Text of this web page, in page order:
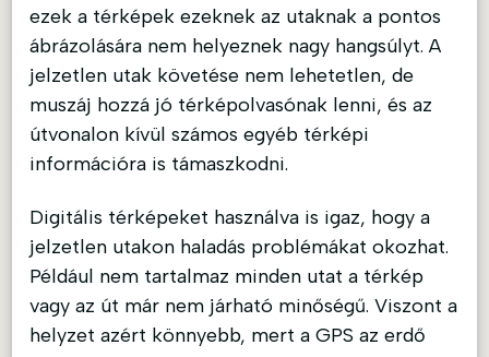
ezek a térképek ezeknek az utaknak a pontos
ábrázolására nem helyeznek nagy hangsúlyt. A
jelzetlen utak követése nem lehetetlen, de
muszáj hozzá jó térképolvasónak lenni, és az
útvonalon kívül számos egyéb térképi
információra is támaszkodni.
Digitális térképeket használva is igaz, hogy a
jelzetlen utakon haladás problémákat okozhat.
Például nem tartalmaz minden utat a térkép
vagy az út már nem járható minőségű. Viszont a
helyzet azért könnyebb, mert a GPS az erdő